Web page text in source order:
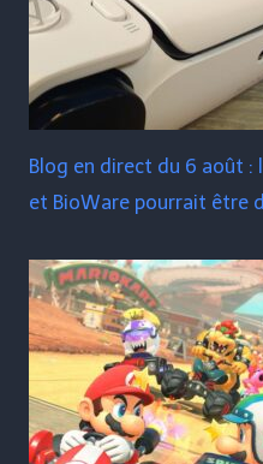
Blog en direct du 6 août :
et BioWare pourrait être